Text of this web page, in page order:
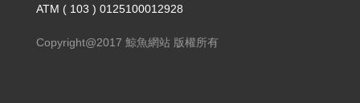
ATM ( 103 ) 0125100012928
Copyright@2017 鯨魚網站 版權所有